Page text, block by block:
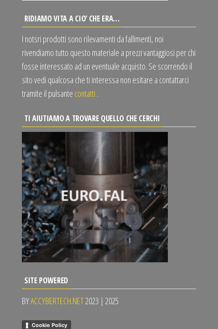
RIDIAMO VITA A CIO’ CHE ERA…
I notsri prodotti sono rilevamenti da fallimenti, noi
rivendiamo tutto questo materiale a prezzi vantaggiosi per chi
fosse interessato ad un eventuale acquisto. Se scorrendo il
sito vedi qualcosa che ti interessa non esitare a contattarci
tramite il pulsante contatti .
TI AIUTIAMO A TROVARE QUELLO CHE CERCHI
SITE POWERED
BYACCYBERTECH.NET2023 | 2025
Cookie Policy